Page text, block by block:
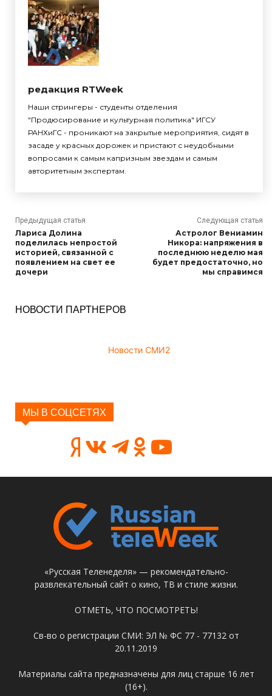
редакция RTWeek
Наши стрингеры - студенты отделения
"Продюсирование и культурная политика" ИГСУ
РАНХиГС - проникают на закрытые мероприятия, сидят в
засаде у красных дорожек и пристают с неудобными
вопросами к самым капризным звездам и самым
авторитетным экспертам.
Предыдущая статья
Лариса Долина
поделилась непростой
историей, связанной с
появлением на свет ее
дочери
Следующая статья
Астролог Вениамин
Никора: напряжения в
последнюю неделю мая
будет предостаточно, но
мы справимся
НОВОСТИ ПАРТНЕРОВ
Новости СМИ2
МЫ В СОЦСЕТЯХ
«Русская Теленеделя» — рекомендательно-
развлекательный сайт о кино, ТВ и стиле жизни.
ОТМЕТЬ, ЧТО ПОСМОТРЕТЬ!
Св-во о регистрации СМИ: ЭЛ № ФС 77 - 77132 от
20.11.2019
Материалы сайта предназначены для лиц старше 16 лет
(16+).